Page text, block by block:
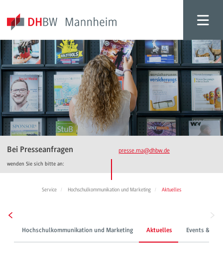
Bei Presseanfragen
wenden Sie sich bitte an:
presse.ma@dhbw.de
Service Hochschulkommunikation und Marketing Aktuelles
Hochschulkommunikation und Marketing Aktuelles Events &